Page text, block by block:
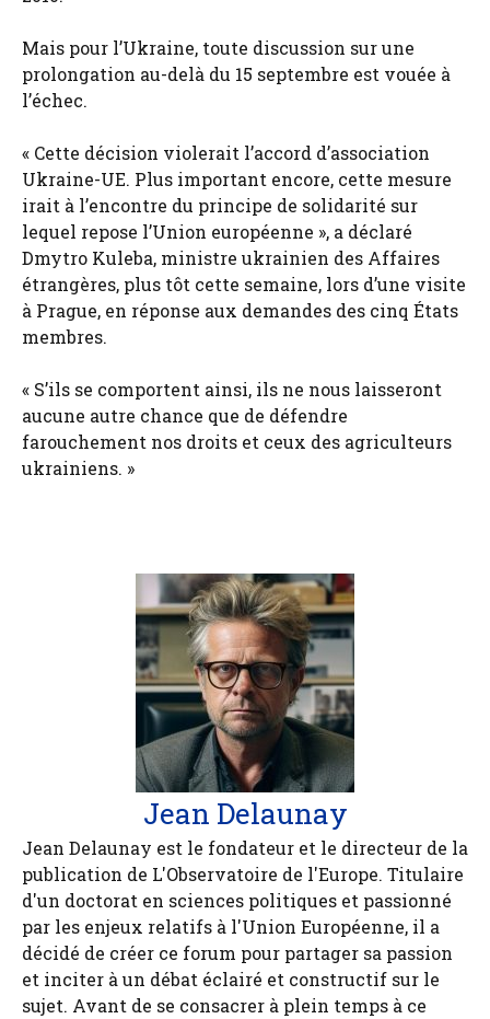
Mais pour l’Ukraine, toute discussion sur une
prolongation au-delà du 15 septembre est vouée à
l’échec.
« Cette décision violerait l’accord d’association
Ukraine-UE. Plus important encore, cette mesure
irait à l’encontre du principe de solidarité sur
lequel repose l’Union européenne », a déclaré
Dmytro Kuleba, ministre ukrainien des Affaires
étrangères, plus tôt cette semaine, lors d’une visite
à Prague, en réponse aux demandes des cinq États
membres.
« S’ils se comportent ainsi, ils ne nous laisseront
aucune autre chance que de défendre
farouchement nos droits et ceux des agriculteurs
ukrainiens. »
Jean Delaunay
Jean Delaunay est le fondateur et le directeur de la
publication de L'Observatoire de l'Europe. Titulaire
d'un doctorat en sciences politiques et passionné
par les enjeux relatifs à l'Union Européenne, il a
décidé de créer ce forum pour partager sa passion
et inciter à un débat éclairé et constructif sur le
sujet. Avant de se consacrer à plein temps à ce